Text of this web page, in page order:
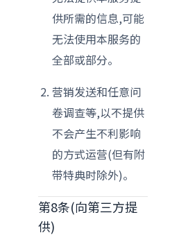
供所需的信息,可能
无法使用本服务的
全部或部分。
营销发送和任意问
卷调查等,以不提供
不会产生不利影响
的方式运营(但有附
带特典时除外)。
第8条(向第三方提
供)